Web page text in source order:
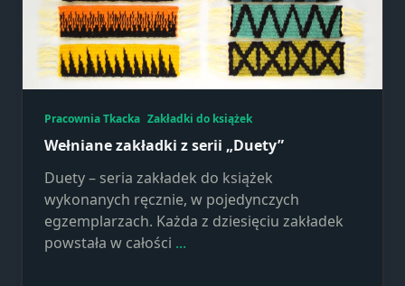
Pracownia Tkacka Zakładki do książek
Wełniane zakładki z serii „Duety”
Duety – seria zakładek do książek
wykonanych ręcznie, w pojedynczych
egzemplarzach. Każda z dziesięciu zakładek
powstała w całości ...
strona
internetowa
działała jak
najlepiej
podczas
twojego
przejścia na nią.
Jeśli odrzucisz te
pliki cookie,
niektóre funkcje
znikną ze strony
internetowej.